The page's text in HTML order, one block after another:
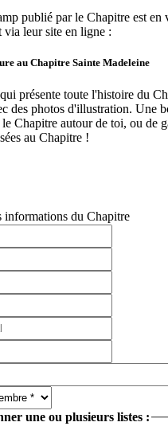
publié par le Chapitre est en
via leur site en ligne :
au Chapitre Sainte Madeleine
présente toute l'histoire du
des photos d'illustration. Une
Chapitre autour de toi, ou de
au Chapitre !
informations du Chapitre
une ou plusieurs listes :